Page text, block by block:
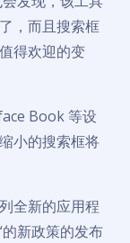
，而且搜索框
得欢迎的变
Book 等设
小的搜索框将
全新的应用程
新政策的发布